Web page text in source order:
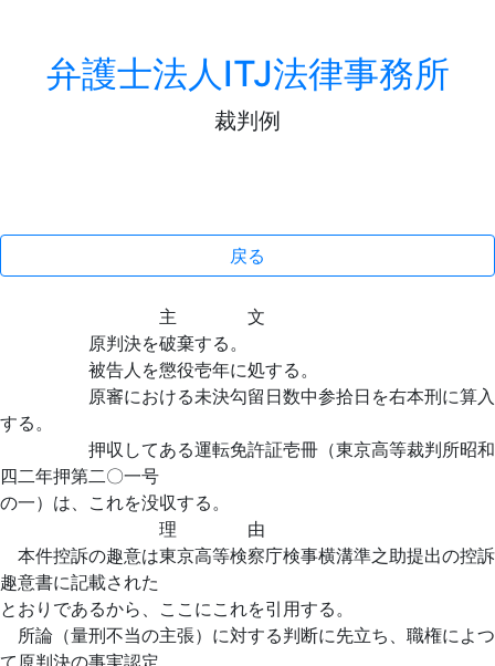
弁護士法人ITJ法律事務所
裁判例
戻る
主 文
原判決を破棄する。
被告人を懲役壱年に処する。
原審における未決勾留日数中参拾日を右本刑に算入
する。
押収してある運転免許証壱冊（東京高等裁判所昭和
四二年押第二〇一号
の一）は、これを没収する。
理 由
本件控訴の趣意は東京高等検察庁検事横溝準之助提出の控訴
趣意書に記載された
とおりであるから、ここにこれを引用する。
所論（量刑不当の主張）に対する判断に先立ち、職権によつ
て原判決の事実認定